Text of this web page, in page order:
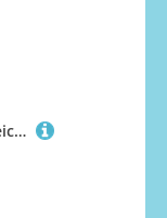
Weihnachtsmann Plüsch, Weiches Kuscheltier Stofftier Weihnachtspuppe Plüschkissen Plüsch Spielzeug Für Die Kinderkollektion(Female,50cm/19.8in)